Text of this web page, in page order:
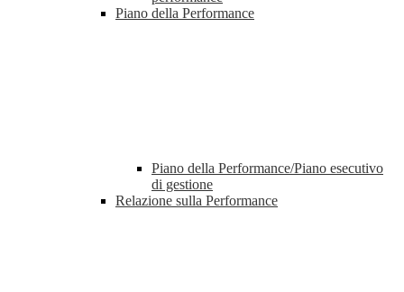
Piano della Performance
Piano della Performance/Piano esecutivo
di gestione
Relazione sulla Performance